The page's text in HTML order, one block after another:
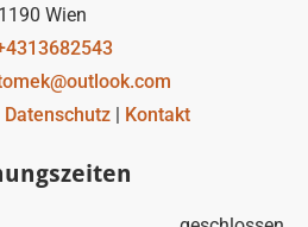
1190 Wien
Datenschutz | Kontakt